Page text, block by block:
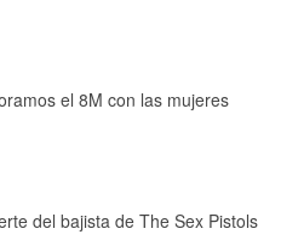
el 8M con las mujeres
del bajista de The Sex Pistols